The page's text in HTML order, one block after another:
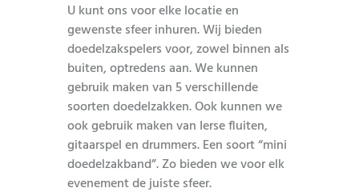
U kunt ons voor elke locatie en
gewenste sfeer inhuren. Wij bieden
doedelzakspelers voor, zowel binnen als
buiten, optredens aan. We kunnen
gebruik maken van 5 verschillende
soorten doedelzakken. Ook kunnen we
ook gebruik maken van Ierse fluiten,
gitaarspel en drummers. Een soort “mini
doedelzakband”. Zo bieden we voor elk
evenement de juiste sfeer.